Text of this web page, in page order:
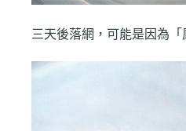
三天後落網，可能是因為